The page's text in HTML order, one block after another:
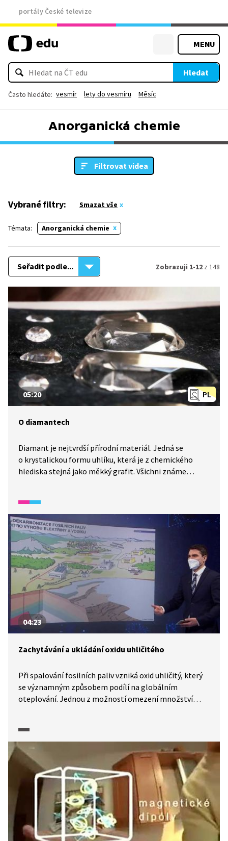
portály České televize
MENU
Hledat
Často hledáte: vesmír lety do vesmíru Měsíc
Anorganická chemie
Filtrovat videa
Vybrané filtry: Smazat vše
Témata: Anorganická chemie
Seřadit podle... Zobrazuji 1-12 z 148
PL
05:20
O diamantech
Diamant je nejtvrdší přírodní materiál. Jedná se
o krystalickou formu uhlíku, která je z chemického
hlediska stejná jako měkký grafit. Všichni známe
vzniká, kolik vážil největší vytěžený diamant a jiné
zajímavosti se dozvíte v reportáži z Wifiny.
04:23
Zachytávání a ukládání oxidu uhličitého
Při spalování fosilních paliv vzniká oxid uhličitý, který
se významným způsobem podílí na globálním
oteplování. Jednou z možností omezení množství
hloubkové podzemní akvifery (kolektory), v nichž se
může oxid uhličitý vázat a stabilizovat. U nás se
nacházejí ve středních Čechách. Další naší možností,
protože nemáme moře, je využití vytěžených ložisek
zemního plynu, v Česku například na jižní Moravě. Jaká
jsou rizika? A počítá se s nimi? V některých těžkých
průmyslových provozech bude i nadále docházet
ke spalování uhlovodíků a právě ukládání oxidu
uhličitého do podzemí je jedním z klíčových řešení